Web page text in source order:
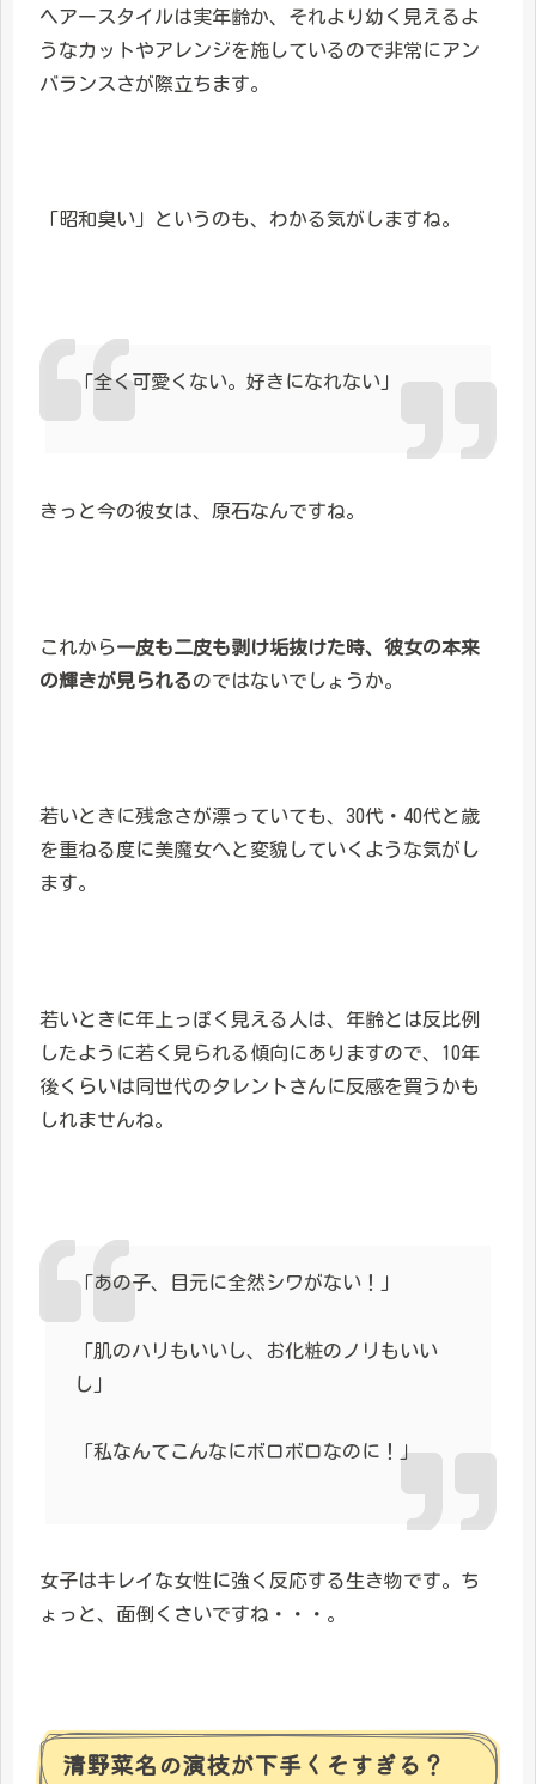
ヘアースタイルは実年齢か、それより幼く見えるよ
うなカットやアレンジを施しているので非常にアン
バランスさが際立ちます。
「昭和臭い」というのも、わかる気がしますね。
「全く可愛くない。好きになれない」
きっと今の彼女は、原石なんですね。
これから一皮も二皮も剥け垢抜けた時、彼女の本来
の輝きが見られるのではないでしょうか。
若いときに残念さが漂っていても、30代・40代と歳
を重ねる度に美魔女へと変貌していくような気がし
ます。
若いときに年上っぽく見える人は、年齢とは反比例
したように若く見られる傾向にありますので、10年
後くらいは同世代のタレントさんに反感を買うかも
しれませんね。
「あの子、目元に全然シワがない！」
「肌のハリもいいし、お化粧のノリもいい
し」
「私なんてこんなにボロボロなのに！」
女子はキレイな女性に強く反応する生き物です。ち
ょっと、面倒くさいですね・・・。
清野菜名の演技が下手くそすぎる？